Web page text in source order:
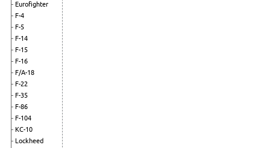
Eurofighter
F-4
F-5
F-14
F-15
F-16
F/A-18
F-22
F-35
F-86
F-104
KC-10
Lockheed